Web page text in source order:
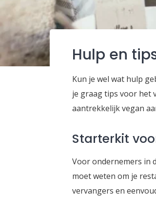
Hulp en
Kun je wel wat hulp
je graag tips voor het
aantrekkelijk vegan
Starterkit
Voor ondernemers in
moet weten om je
vervangers en